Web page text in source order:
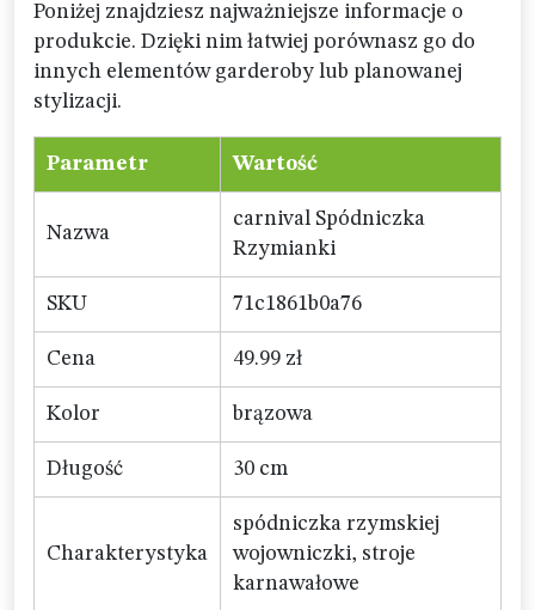
Poniżej znajdziesz najważniejsze informacje o
produkcie. Dzięki nim łatwiej porównasz go do
innych elementów garderoby lub planowanej
stylizacji.
Parametr Wartość
Nazwa
carnival Spódniczka
Rzymianki
SKU 71c1861b0a76
Cena 49.99 zł
Kolor brązowa
Długość 30 cm
Charakterystyka
spódniczka rzymskiej
wojowniczki, stroje
karnawałowe